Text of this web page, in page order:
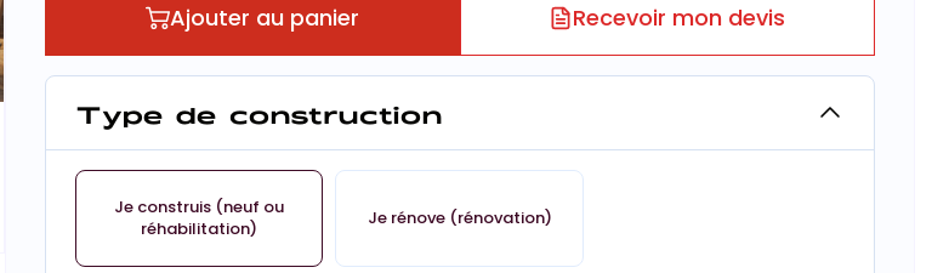
Ajouter au panier Recevoir mon devis
Type de construction
Je construis (neuf ou
réhabilitation)
Je rénove (rénovation)